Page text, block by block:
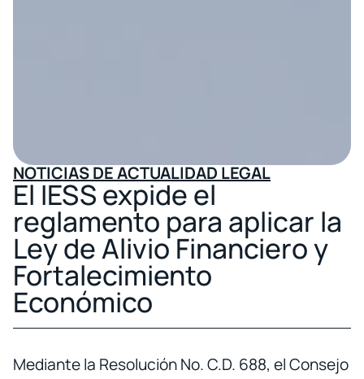
NOTICIAS DE ACTUALIDAD LEGAL
El IESS expide el
reglamento para aplicar la
Ley de Alivio Financiero y
Fortalecimiento
Económico
Mediante la Resolución No. C.D. 688, el Consejo